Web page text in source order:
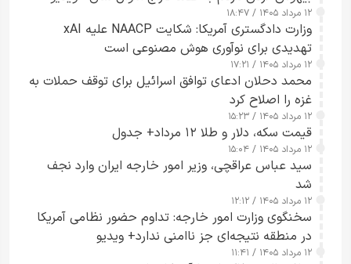
۱۲ مرداد ۱۴۰۵ / ۱۸:۴۷
وزارت دادگستری آمریکا: شکایت NAACP علیه xAI
تهدیدی برای نوآوری هوش مصنوعی است
۱۲ مرداد ۱۴۰۵ / ۱۷:۲۱
محمد دحلان ادعای توافق اسرائیل برای توقف حملات به
غزه را اصلاح کرد
۱۲ مرداد ۱۴۰۵ / ۱۵:۲۳
قیمت سکه، دلار و طلا ۱۲ مرداد+ جدول
۱۲ مرداد ۱۴۰۵ / ۱۵:۰۴
سید عباس عراقچی، وزیر امور خارجه ایران وارد نجف
شد
۱۲ مرداد ۱۴۰۵ / ۱۲:۱۲
سخنگوی وزارت امور خارجه: تداوم حضور نظامی آمریکا
در منطقه نتیجه‌ای جز ناامنی ندارد+ ویدیو
۱۲ مرداد ۱۴۰۵ / ۱۱:۴۱